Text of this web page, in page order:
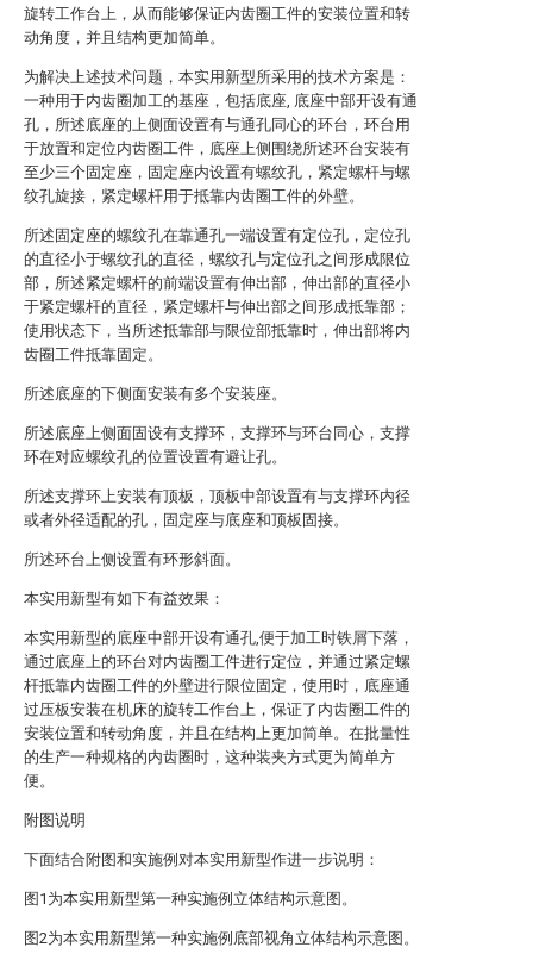
旋转工作台上，从而能够保证内齿圈工件的安装位置和转
动角度，并且结构更加简单。
为解决上述技术问题，本实用新型所采用的技术方案是：
一种用于内齿圈加工的基座，包括底座, 底座中部开设有通
孔，所述底座的上侧面设置有与通孔同心的环台，环台用
于放置和定位内齿圈工件，底座上侧围绕所述环台安装有
至少三个固定座，固定座内设置有螺纹孔，紧定螺杆与螺
纹孔旋接，紧定螺杆用于抵靠内齿圈工件的外壁。
所述固定座的螺纹孔在靠通孔一端设置有定位孔，定位孔
的直径小于螺纹孔的直径，螺纹孔与定位孔之间形成限位
部，所述紧定螺杆的前端设置有伸出部，伸出部的直径小
于紧定螺杆的直径，紧定螺杆与伸出部之间形成抵靠部；
使用状态下，当所述抵靠部与限位部抵靠时，伸出部将内
齿圈工件抵靠固定。
所述底座的下侧面安装有多个安装座。
所述底座上侧面固设有支撑环，支撑环与环台同心，支撑
环在对应螺纹孔的位置设置有避让孔。
所述支撑环上安装有顶板，顶板中部设置有与支撑环内径
或者外径适配的孔，固定座与底座和顶板固接。
所述环台上侧设置有环形斜面。
本实用新型有如下有益效果：
本实用新型的底座中部开设有通孔,便于加工时铁屑下落，
通过底座上的环台对内齿圈工件进行定位，并通过紧定螺
杆抵靠内齿圈工件的外壁进行限位固定，使用时，底座通
过压板安装在机床的旋转工作台上，保证了内齿圈工件的
安装位置和转动角度，并且在结构上更加简单。在批量性
的生产一种规格的内齿圈时，这种装夹方式更为简单方
便。
附图说明
下面结合附图和实施例对本实用新型作进一步说明：
图1为本实用新型第一种实施例立体结构示意图。
图2为本实用新型第一种实施例底部视角立体结构示意图。